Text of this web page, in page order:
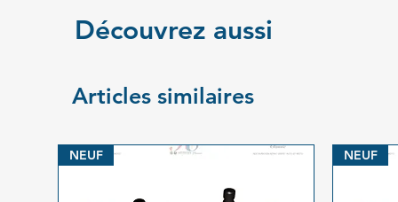
Découvrez aussi
Articles similaires
NEUF NEUF